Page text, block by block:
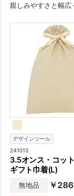
親しみやすさと幅広
ールシーズン、流行
様々なイベントやセ
どのノベルティに人
グ類。ひと目で分か
れなデザインや素材
優れた利便性でオリ
のあるプロモーショ
高いノベルティに。
デザインツール
241013
3.5オンス・コッ
ギフト巾着(L)
無地品 ￥